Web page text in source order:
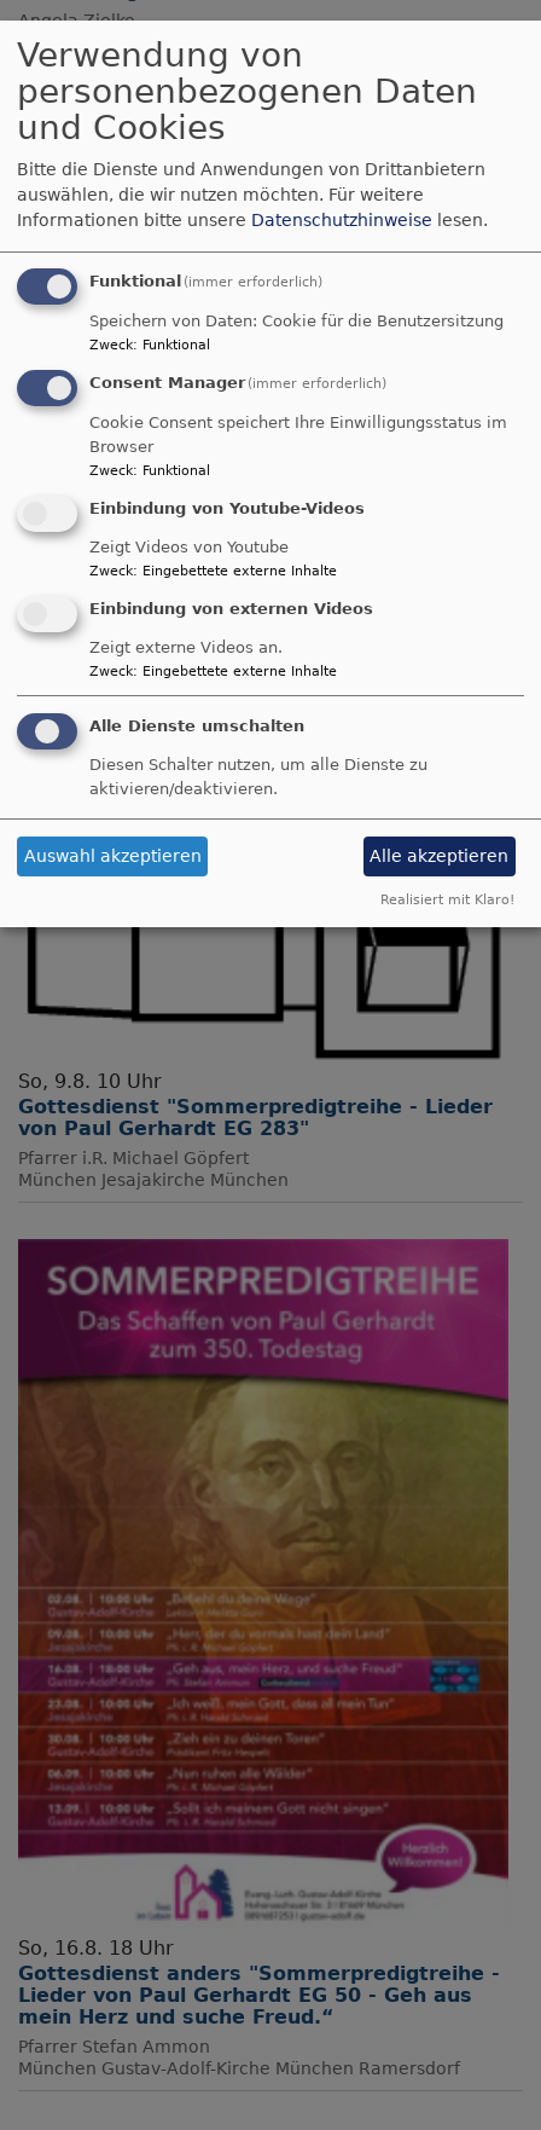
Angela Zielke
München
Gustav-Adolf-Kirche München Ramersdorf
Mo, 3.8. - Fr, 7.8.
Kinder-Sommerferien-Programm - Anmeldung
erforderlich!
Angela Zielke
München Gustav-Adolf-Kirche München Ramersdorf
So, 9.8. 10 Uhr
Gottesdienst "Sommerpredigtreihe - Lieder
von Paul Gerhardt EG 283"
Pfarrer i.R. Michael Göpfert
München Jesajakirche München
So, 16.8. 18 Uhr
Gottesdienst anders "Sommerpredigtreihe -
Lieder von Paul Gerhardt EG 50 - Geh aus
mein Herz und suche Freud.“
Pfarrer Stefan Ammon
München Gustav-Adolf-Kirche München Ramersdorf
Verwendung von
personenbezogenen Daten
und Cookies
Bitte die Dienste und Anwendungen von Drittanbietern
auswählen, die wir nutzen möchten. Für weitere
Informationen bitte unsere Datenschutzhinweise lesen.
Funktional (immer erforderlich)
Speichern von Daten: Cookie für die Benutzersitzung
Zweck: Funktional
Consent Manager (immer erforderlich)
Cookie Consent speichert Ihre Einwilligungsstatus im
Browser
Zweck: Funktional
Einbindung von Youtube-Videos
Zeigt Videos von Youtube
Zweck: Eingebettete externe Inhalte
Einbindung von externen Videos
Zeigt externe Videos an.
Zweck: Eingebettete externe Inhalte
Alle Dienste umschalten
Diesen Schalter nutzen, um alle Dienste zu
aktivieren/deaktivieren.
Auswahl akzeptieren Alle akzeptieren
Realisiert mit Klaro!